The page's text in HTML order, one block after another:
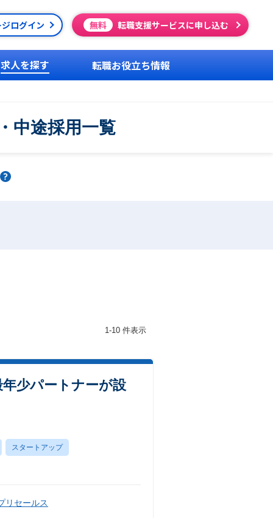
ログイン 無料 転職支援サービスに申し込む
求人を探す 転職お役立ち情報
中途採用一覧
1-10 件表示
少パートナーが設
スタートアップ
リセールス